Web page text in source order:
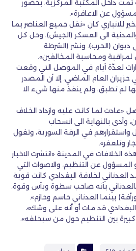
تمت داخل المكتبة المركزية، بحضور
عن الاعافرة».
للانباري كان «نقل جميع العناصر بما
والمدنية الى العسكر (الجيش)، وحل كل
ديوان (الحرب)، ونشر (الشرطة
ومحاسبة المخالفين».
لعدّة أيام في الموصل التي وقعت
العام الماضي، إلا أن المصدر
لم تطبق، ولم ينفذ منها شيء الا
«عادت لما كانت عليه وازداد الخلاف
وأدى بالنهاية الى انسحاب
في الرقة السورية، وتغول
وتلعفر».
الخلافات في المدينة «انتشرت الاخبار
المسؤول عن التنظيم، والاصوات التي
لخلافة البغدادي كانت قوية
بأنه صاحب سطوة وبأس وقوة،
بينما العدناني حاسم وحازم».
قد مات أو أنه على وشك»،
كبيرة بين التنظيم حول من سيخلفه».